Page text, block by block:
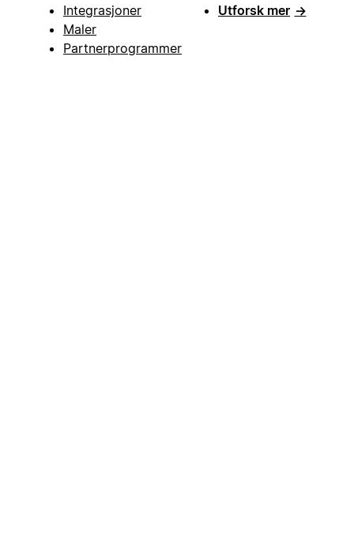
Integrasjoner
Maler
Partnerprogrammer
Utforsk mer →